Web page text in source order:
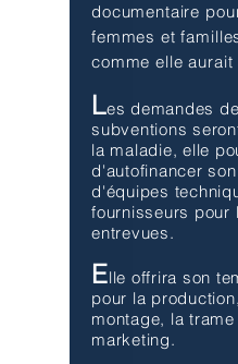
documentaire
femmes et
comme elle
Les demandes
subventions
la maladie, elle
d'autofinancer
d'équipes
fournisseurs pour
entrevues.
Elle offrira son
pour la
montage, la
marketing.